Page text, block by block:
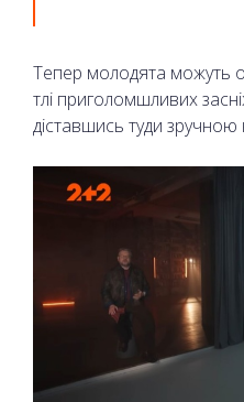
Тепер молодята можуть
тлі приголомшливих
діставшись туди